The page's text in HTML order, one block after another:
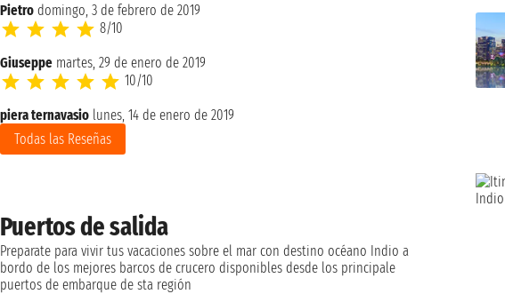
Pietro domingo, 3 de febrero de 2019
8/10
Giuseppe martes, 29 de enero de 2019
10/10
piera ternavasio lunes, 14 de enero de 2019
Todas las Reseñas
Puertos de salida
Preparate para vivir tus vacaciones sobre el mar con destino océano Indio a
bordo de los mejores barcos de crucero disponibles desde los principale
puertos de embarque de sta región